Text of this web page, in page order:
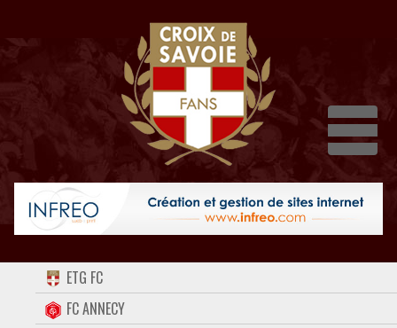
ACCUEIL
FORUM
ETG FC
FC ANNECY